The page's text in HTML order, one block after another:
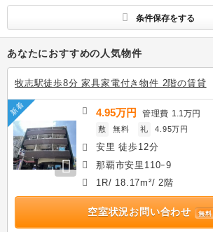
条件保存をする
あなたにおすすめの人気物件
牧志駅徒歩8分 家具家電付き物件 2階の賃貸
新着 4.95万円 管理費 1.1万円
敷 無料 礼 4.95万円
安里 徒歩12分
那覇市安里110ｰ9
1R/ 18.17m²/ 2階
空室状況お問い合わせ 無料